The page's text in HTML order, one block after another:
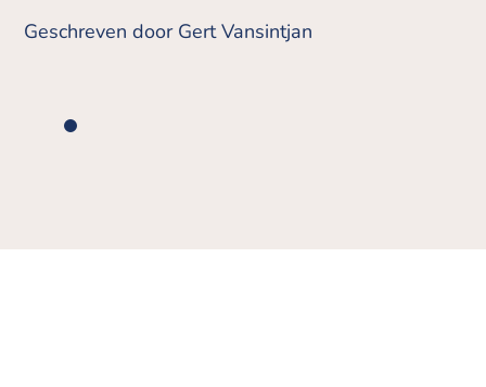
Geschreven door Gert Vansintjan